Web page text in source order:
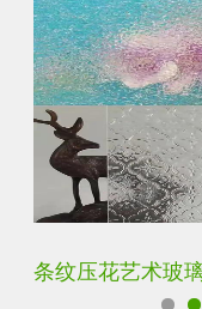
钢化超白长虹小